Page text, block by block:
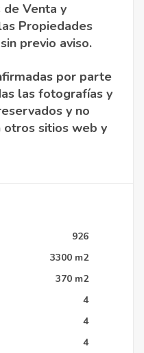
de Venta y
Propiedades
previo aviso.
por parte
las fotografías y
y no
otros sitios web y
926
3300 m2
370 m2
4
4
4